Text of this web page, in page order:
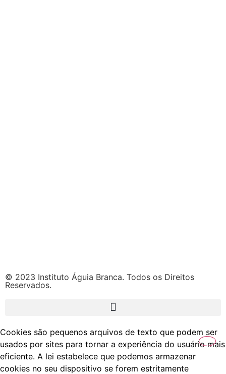
© 2023 Instituto Águia Branca. Todos os Direitos
Reservados.
Cookies são pequenos arquivos de texto que podem ser
usados por sites para tornar a experiência do usuário mais
eficiente. A lei estabelece que podemos armazenar
cookies no seu dispositivo se forem estritamente